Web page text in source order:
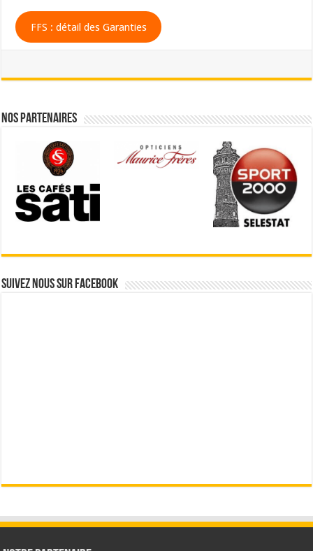
FFS : détail des Garanties
Nos partenaires
Suivez nous sur Facebook